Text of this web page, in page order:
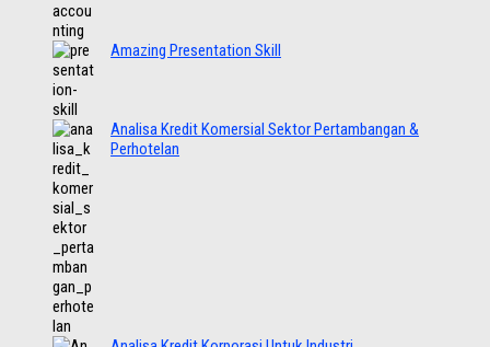
Amazing Presentation Skill
Analisa Kredit Komersial Sektor Pertambangan &
Perhotelan